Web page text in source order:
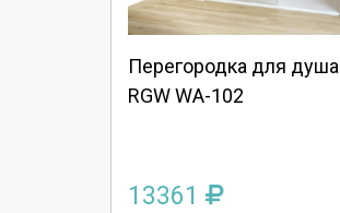
Перегородка для душа
RGW WA-102
13361